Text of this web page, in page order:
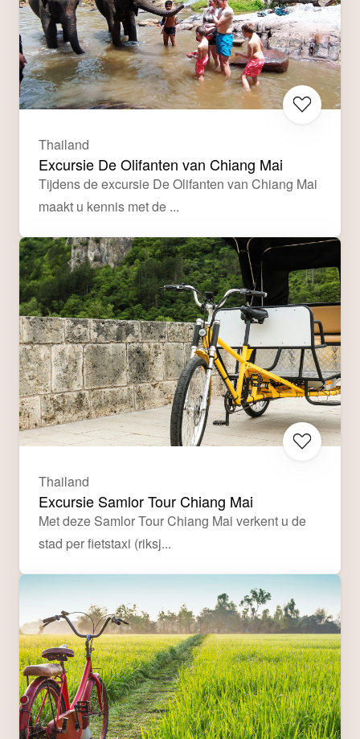
Thailand
Excursie De Olifanten van Chiang Mai
Tijdens de excursie De Olifanten van Chiang Mai
maakt u kennis met de ...
Thailand
Excursie Samlor Tour Chiang Mai
Met deze Samlor Tour Chiang Mai verkent u de
stad per fietstaxi (riksj...